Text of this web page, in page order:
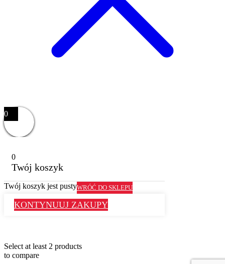
0
0
Twój koszyk
Twój koszyk jest pustyWRÓĆ DO SKLEPU
KONTYNUUJ ZAKUPY
Select at least 2 products
to compare